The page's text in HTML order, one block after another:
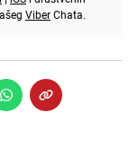
ViberChata.